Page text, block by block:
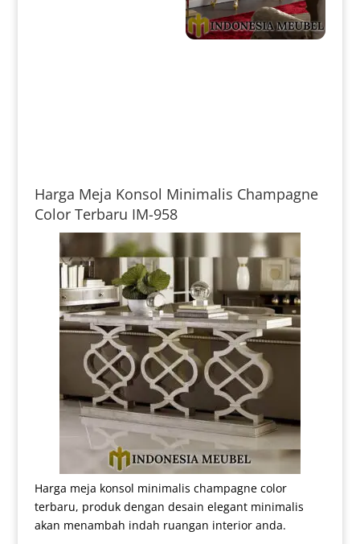
Harga Meja Konsol Minimalis Champagne
Color Terbaru IM-958
Harga meja konsol minimalis champagne color
terbaru, produk dengan desain elegant minimalis
akan menambah indah ruangan interior anda.